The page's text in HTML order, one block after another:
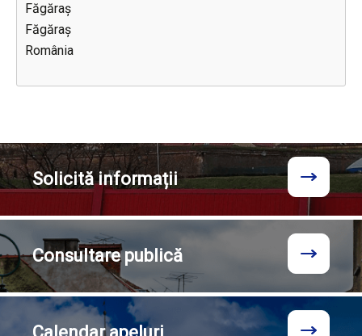
Făgăraș
Făgăraș
România
Solicităinformații
Consultarepublică